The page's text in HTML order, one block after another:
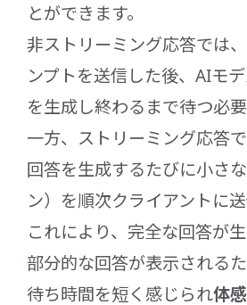
とができます。
非ストリーミング応答では
ンプトを送信した後、AIモ
を生成し終わるまで待つ必
一方、ストリーミング応答
回答を生成するたびに小さ
ン）を順次クライアントに送
これにより、完全な回答が生
部分的な回答が表示される
待ち時間を短く感じられ体